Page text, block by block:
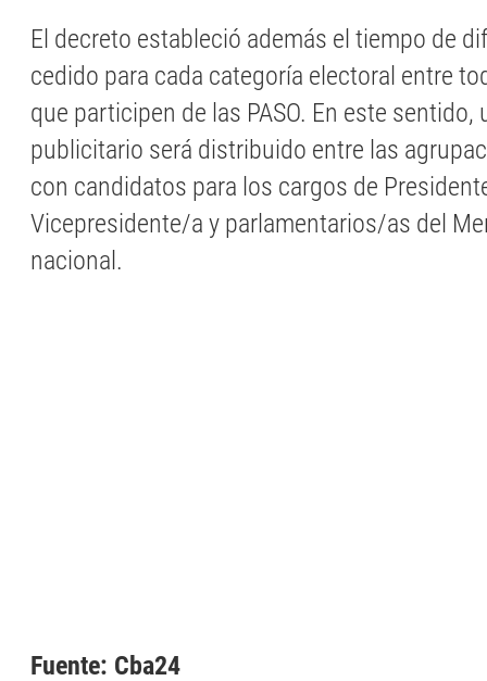
El decreto estableció además el tiempo de
cedido para cada categoría electoral entre
que participen de las PASO. En este sentido,
publicitario será distribuido entre las
con candidatos para los cargos de
Vicepresidente/a y parlamentarios/as del
nacional.
Fuente: Cba24